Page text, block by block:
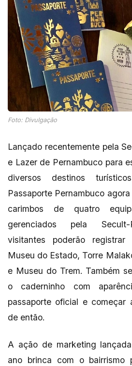
Foto: Divulgação
Lançado recentemente pela
e Lazer de Pernambuco para
diversos destinos
Passaporte Pernambuco
carimbos de quatro
gerenciados pela Secult-
visitantes poderão
Museu do Estado, Torre
e Museu do Trem. Também
o caderninho com
passaporte oficial e começar
de então.
A ação de marketing
ano brinca com o bairrismo